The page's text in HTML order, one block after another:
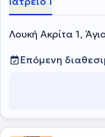
αξιόλογη κλινική
Νοσοκομείου "Υγεία".
Λουκή Ακρίτα 1,
Επόμενη